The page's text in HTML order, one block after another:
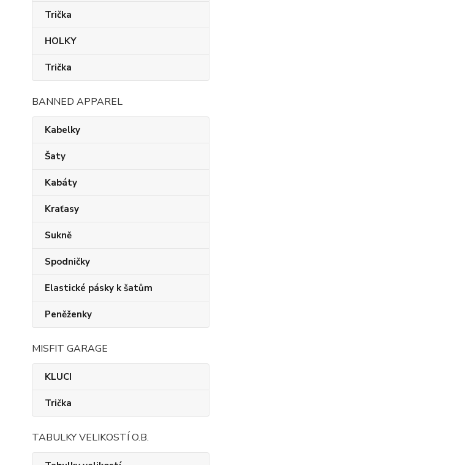
Trička
HOLKY
Trička
BANNED APPAREL
Kabelky
Šaty
Kabáty
Kraťasy
Sukně
Spodničky
Elastické pásky k šatům
Peněženky
MISFIT GARAGE
KLUCI
Trička
TABULKY VELIKOSTÍ O.B.